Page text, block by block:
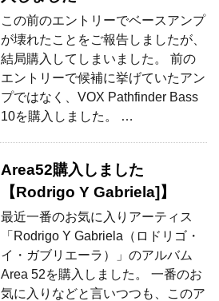
この前のエントリーでベースアンプ
が壊れたことをご報告しましたが、
結局購入してしまいました。 前の
エントリーで候補に挙げていたアン
プではなく、VOX Pathfinder Bass
10を購入しました。 …
Area52購入しました
【Rodrigo Y Gabriela]】
最近一番のお気に入りアーティス
「Rodrigo Y Gabriela（ロドリゴ・
イ・ガブリエーラ）」のアルバム
Area 52を購入しました。 一番のお
気に入りなどと言いつつも、このア